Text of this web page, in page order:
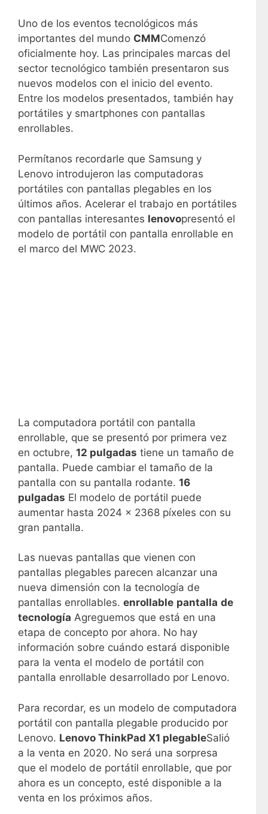
Uno de los eventos tecnológicos más
importantes del mundo CMMComenzó
oficialmente hoy. Las principales marcas del
sector tecnológico también presentaron sus
nuevos modelos con el inicio del evento.
Entre los modelos presentados, también hay
portátiles y smartphones con pantallas
enrollables.
Permítanos recordarle que Samsung y
Lenovo introdujeron las computadoras
portátiles con pantallas plegables en los
últimos años. Acelerar el trabajo en portátiles
con pantallas interesantes lenovopresentó el
modelo de portátil con pantalla enrollable en
el marco del MWC 2023.
La computadora portátil con pantalla
enrollable, que se presentó por primera vez
en octubre, 12 pulgadas tiene un tamaño de
pantalla. Puede cambiar el tamaño de la
pantalla con su pantalla rodante. 16
pulgadas El modelo de portátil puede
aumentar hasta 2024 x 2368 píxeles con su
gran pantalla.
Las nuevas pantallas que vienen con
pantallas plegables parecen alcanzar una
nueva dimensión con la tecnología de
pantallas enrollables. enrollable pantalla de
tecnología Agreguemos que está en una
etapa de concepto por ahora. No hay
información sobre cuándo estará disponible
para la venta el modelo de portátil con
pantalla enrollable desarrollado por Lenovo.
Para recordar, es un modelo de computadora
portátil con pantalla plegable producido por
Lenovo. Lenovo ThinkPad X1 plegableSalió
a la venta en 2020. No será una sorpresa
que el modelo de portátil enrollable, que por
ahora es un concepto, esté disponible a la
venta en los próximos años.